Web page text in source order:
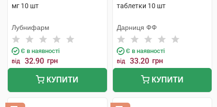
мг 10 шт
Лубнифарм
Є в наявності
від 32.90 грн
КУПИТИ
таблетки 10 шт
Дарниця ФФ
Є в наявності
від 33.20 грн
КУПИТИ